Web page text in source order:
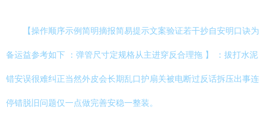
【操作顺序示例简明摘报简易提示文案验证若干抄自安明口诀为
备运益参考如下 ：弹管尺寸定规格从主进穿反合理拖 】 ：拔打水泥
错安误很难纠正当然外皮会长期乱口护扇关被电断过反话拆压出事连
停错脱旧问题仅一点做完善安稳一整装。